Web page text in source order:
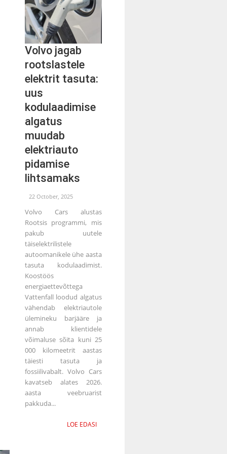
Volvo jagab
rootslastele
elektrit tasuta:
uus
kodulaadimise
algatus
muudab
elektriauto
pidamise
lihtsamaks
22 October, 2025
Volvo Cars alustas
Rootsis programmi, mis
pakub uutele
täiselektrilistele
autoomanikele ühe aasta
tasuta kodulaadimist.
Koostöös
energiaettevõttega
Vattenfall loodud algatus
vähendab elektriautole
ülemineku barjääre ja
annab klientidele
võimaluse sõita kuni 25
000 kilomeetrit aastas
täiesti tasuta ja
fossiilivabalt. Volvo Cars
kavatseb alates 2026.
aasta veebruarist
pakkuda...
LOE EDASI